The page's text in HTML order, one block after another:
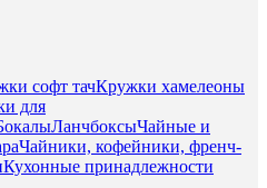
софт тачКружки хамелеоны
для
ЛанчбоксыЧайные и
Чайники, кофейники, френч-
Кухонные принадлежности